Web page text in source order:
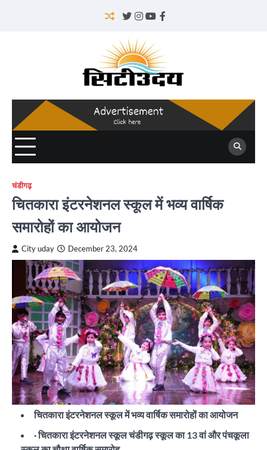
Twitter
Instagram
YouTube
Facebook
चंडीगढ़
चितकारा इंटरनेशनल स्कूल में भव्य वार्षिक
समारोहों का आयोजन
City uday December 23, 2024
चितकारा इंटरनेशनल स्कूल में भव्य वार्षिक समारोहों का आयोजन
· चितकारा इंटरनेशनल स्कूल चंडीगढ़ स्कूल का 13 वां और पंचकूला